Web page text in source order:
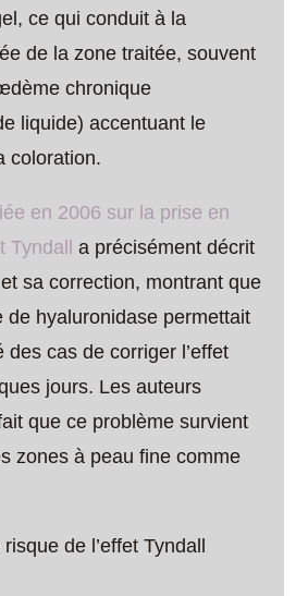
ce qui conduit à la
de la zone traitée, souvent
chronique
liquide) accentuant le
coloration.
en 2006 sur la prise en
Tyndall
a précisément décrit
sa correction, montrant que
de hyaluronidase permettait
des cas de corriger l’effet
jours. Les auteurs
que ce problème survient
zones à peau fine comme
de l’effet Tyndall